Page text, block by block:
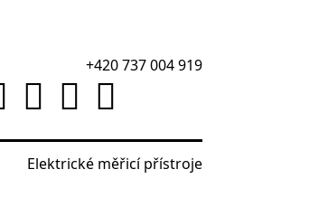
+420 737 004 919
Elektrické měřicí přístroje